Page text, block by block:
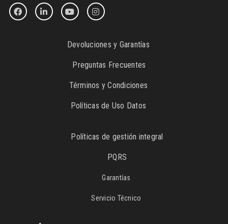
Devoluciones y Garantías
Preguntas Frecuentes
Términos y Condiciones
Políticas de Uso Datos
Políticas de gestión integral
PQRS
Garantías
Servicio Técnico